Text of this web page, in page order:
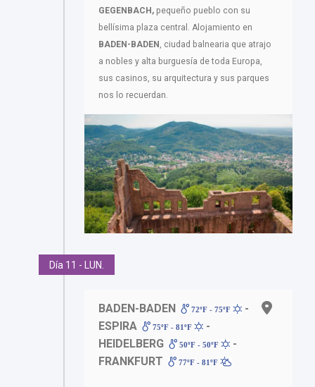
GEGENBACH, pequeño pueblo con su
bellísima plaza central. Alojamiento en
BADEN-BADEN , ciudad balnearia que atrajo
a nobles y alta burguesía de toda Europa,
sus casinos, su arquitectura y sus parques
nos lo recuerdan.
Día 11 - LUN.
BADEN-BADEN 72ºF - 75ºF
-
ESPIRA
75ºF - 81ºF
-
HEIDELBERG
50ºF - 50ºF
-
FRANKFURT
77ºF - 81ºF